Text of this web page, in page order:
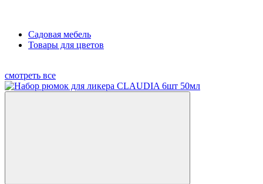
Садовая мебель
Товары для цветов
смотреть все